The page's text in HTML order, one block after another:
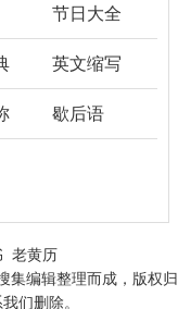
节日大全
英文缩写
歇后语
老黄历
集编辑整理而成，版权归
们删除。